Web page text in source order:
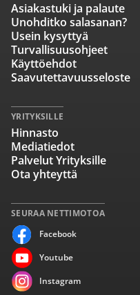
SEURAA NETTIMOTOA
Facebook
Youtube
Instagram
Asiakastuki ja palaute
Unohditko salasanan?
Usein kysyttyä
Turvallisuusohjeet
Käyttöehdot
Saavutettavuusseloste
YRITYKSILLE
Hinnasto
Mediatiedot
Palvelut Yrityksille
Ota yhteyttä